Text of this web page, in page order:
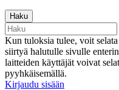
Haku
Kun tuloksia tulee, voit
siirtyä halutulle sivulle
laitteiden käyttäjät voivat
pyyhkäisemällä.
Kirjaudu sisään